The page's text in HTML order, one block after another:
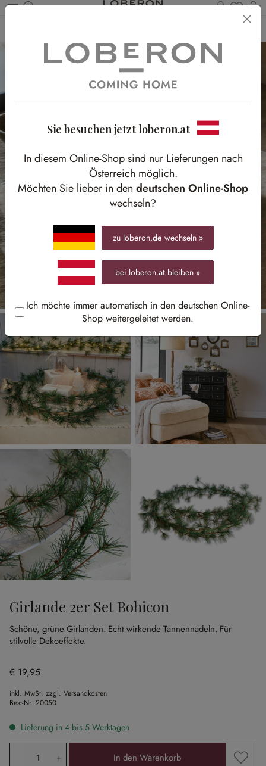
Du
Girlande 2er Set Bohicon
Schöne, grüne Girlanden. Echt wirkende Tannennadeln. Für
stilvolle Dekoeffekte.
€ 19,95
inkl. MwSt. zzgl. Versandkosten
Best-Nr. 20050
Lieferung in 4 bis 5 Werktagen
Produkt Anzahl: Gib den gewünschten Wert ein oder
In den Warenkorb Zum
Sie besuchen jetzt loberon.at
In diesem Online-Shop sind nur Lieferungen nach
Österreich möglich.
Möchten Sie lieber in den deutschen Online-Shop
wechseln?
zu loberon.de wechseln »
bei loberon.at bleiben »
Ich möchte immer automatisch in den deutschen Online-
Shop weitergeleitet werden.